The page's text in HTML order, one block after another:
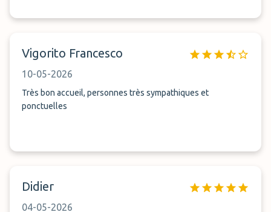
Vigorito Francesco
10-05-2026
Très bon accueil, personnes très sympathiques et
ponctuelles
Didier
04-05-2026